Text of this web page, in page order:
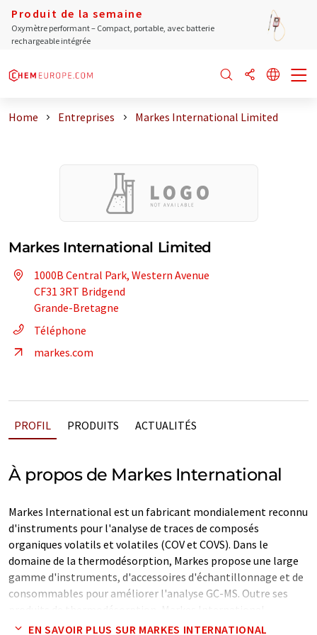
Produit de la semaine
Oxymètre performant – Compact, portable, avec batterie
rechargeable intégrée
Home Entreprises Markes International Limited
Markes International Limited
1000B Central Park, Western Avenue
CF31 3RT Bridgend
Grande-Bretagne
Téléphone
markes.com
PROFIL PRODUITS ACTUALITÉS
À propos de Markes International
Markes International est un fabricant mondialement reconnu
d'instruments pour l'analyse de traces de composés
organiques volatils et volatiles (COV et COVS). Dans le
domaine de la thermodésorption, Markes propose une large
gamme d'instruments, d'accessoires d'échantillonnage et de
consommables pour améliorer l'analyse GC-MS. Outre ses
développe et fabrique le spectromètre de masse à temps de
EN SAVOIR PLUS SUR MARKES INTERNATIONAL